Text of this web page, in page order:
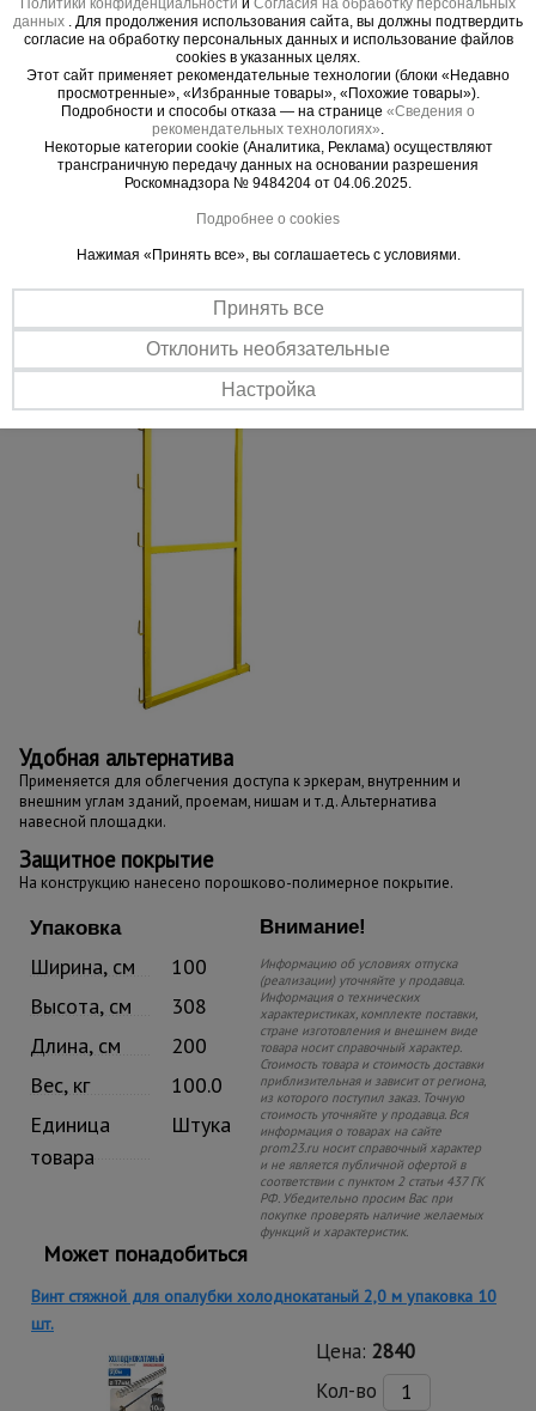
Важные преимущества –
эффективная работа
Безопасность
В консолях предусмотрены пазы для установки ограждений из
Консоль изготовлена из сварной профильной трубы и
Удобная альтернатива
Применяется для облегчения доступа к эркерам, внутренним и
внешним углам зданий, проемам, нишам и т.д. Альтернатива
навесной площадки.
Защитное покрытие
На конструкцию нанесено порошково-полимерное покрытие.
Упаковка
Ширина, см
100
Высота, см
308
Длина, см
200
Вес, кг
100.0
Единица
товара
Штука
Внимание!
Информацию об условиях отпуска
(реализации) уточняйте у продавца.
Информация о технических
характеристиках, комплекте поставки,
стране изготовления и внешнем виде
товара носит справочный характер.
Стоимость товара и стоимость доставки
приблизительная и зависит от региона,
из которого поступил заказ. Точную
стоимость уточняйте у продавца. Вся
информация о товарах на сайте
prom23.ru носит справочный характер
и не является публичной офертой в
соответствии с пунктом 2 статьи 437 ГК
РФ. Убедительно просим Вас при
покупке проверять наличие желаемых
функций и характеристик.
Может понадобиться
Винт стяжной для опалубки холоднокатаный 2,0 м упаковка 10
шт.
Цена: 2840
Кол-во
Политики конфиденциальности и Согласия на обработку персональных
данных . Для продолжения использования сайта, вы должны подтвердить
согласие на обработку персональных данных и использование файлов
cookies в указанных целях.
Этот сайт применяет рекомендательные технологии (блоки «Недавно
просмотренные», «Избранные товары», «Похожие товары»).
Подробности и способы отказа — на странице «Сведения о
рекомендательных технологиях».
Некоторые категории cookie (Аналитика, Реклама) осуществляют
трансграничную передачу данных на основании разрешения
Роскомнадзора № 9484204 от 04.06.2025.
Подробнее о cookies
Нажимая «Принять все», вы соглашаетесь с условиями.
Принять все
Отклонить необязательные
Настройка